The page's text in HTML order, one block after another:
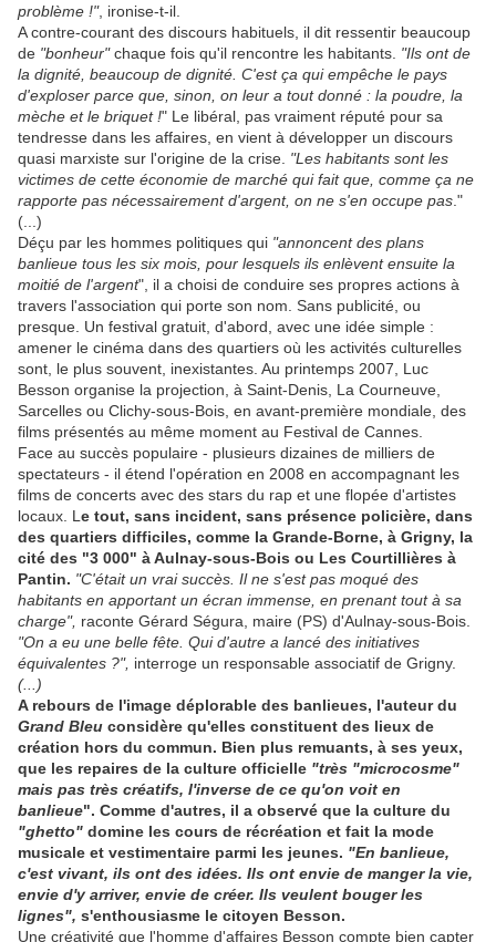
problème !", ironise-t-il.
A contre-courant des discours habituels, il dit ressentir beaucoup
de "bonheur"chaque fois qu'il rencontre les habitants. "Ils ont de
la dignité, beaucoup de dignité. C'est ça qui empêche le pays
d'exploser parce que, sinon, on leur a tout donné : la poudre, la
mèche et le briquet !" Le libéral, pas vraiment réputé pour sa
tendresse dans les affaires, en vient à développer un discours
quasi marxiste sur l'origine de la crise. "Les habitants sont les
victimes de cette économie de marché qui fait que, comme ça ne
rapporte pas nécessairement d'argent, on ne s'en occupe pas ."
(...)
Déçu par les hommes politiques qui "annoncent des plans
banlieue tous les six mois, pour lesquels ils enlèvent ensuite la
moitié de l'argent", il a choisi de conduire ses propres actions à
travers l'association qui porte son nom. Sans publicité, ou
presque. Un festival gratuit, d'abord, avec une idée simple :
amener le cinéma dans des quartiers où les activités culturelles
sont, le plus souvent, inexistantes. Au printemps 2007, Luc
Besson organise la projection, à Saint-Denis, La Courneuve,
Sarcelles ou Clichy-sous-Bois, en avant-première mondiale, des
films présentés au même moment au Festival de Cannes.
Face au succès populaire - plusieurs dizaines de milliers de
spectateurs - il étend l'opération en 2008 en accompagnant les
films de concerts avec des stars du rap et une flopée d'artistes
locaux. L e tout, sans incident, sans présence policière, dans
des quartiers difficiles, comme la Grande-Borne, à Grigny, la
cité des "3 000" à Aulnay-sous-Bois ou Les Courtillières à
Pantin. "C'était un vrai succès. Il ne s'est pas moqué des
habitants en apportant un écran immense, en prenant tout à sa
charge", raconte Gérard Ségura, maire (PS) d'Aulnay-sous-Bois.
"On a eu une belle fête. Qui d'autre a lancé des initiatives
équivalentes ?", interroge un responsable associatif de Grigny.
(...)
A rebours de l'image déplorable des banlieues, l'auteur du
Grand Bleu considère qu'elles constituent des lieux de
création hors du commun. Bien plus remuants, à ses yeux,
que les repaires de la culture officielle "très "microcosme"
mais pas très créatifs, l'inverse de ce qu'on voit en
banlieue". Comme d'autres, il a observé que la culture du
"ghetto" domine les cours de récréation et fait la mode
musicale et vestimentaire parmi les jeunes. "En banlieue,
c'est vivant, ils ont des idées. Ils ont envie de manger la vie,
envie d'y arriver, envie de créer. Ils veulent bouger les
lignes", s'enthousiasme le citoyen Besson.
Une créativité que l'homme d'affaires Besson compte bien capter